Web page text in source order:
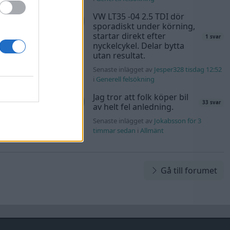
onsdag 23:42
VW LT35 -04 2.5 TDI dör
sporadiskt under körning,
startar direkt efter
nyckelcykel. Delar bytta
utan resultat.
1 svar
Senaste inlägget av Jesper328 tisdag 12:52
i Generell felsökning
Jag tror att folk köper bil
av helt fel anledning.
33 svar
Senaste inlägget av Jokabsson för 3
timmar sedan i Allmänt
Gå till forumet